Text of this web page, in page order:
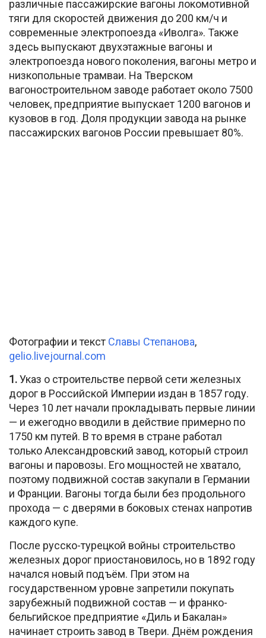
различные пассажирские вагоны локомотивной
тяги для скоростей движения до 200 км/ч и
современные электропоезда «Иволга». Также
здесь выпускают двухэтажные вагоны и
электропоезда нового поколения, вагоны метро и
низкопольные трамваи. На Тверском
вагоностроительном заводе работает около 7500
человек, предприятие выпускает 1200 вагонов и
кузовов в год. Доля продукции завода на рынке
пассажирских вагонов России превышает 80%.
Фотографии и текст Славы Степанова,
gelio.livejournal.com
1.Указ о строительстве первой сети железных
дорог в Российской Империи издан в 1857 году.
Через 10 лет начали прокладывать первые линии
— и ежегодно вводили в действие примерно по
1750 км путей. В то время в стране работал
только Александровский завод, который строил
вагоны и паровозы. Его мощностей не хватало,
поэтому подвижной состав закупали в Германии
и Франции. Вагоны тогда были без продольного
прохода — с дверями в боковых стенах напротив
каждого купе.
После русско-турецкой войны строительство
железных дорог приостановилось, но в 1892 году
начался новый подъём. При этом на
государственном уровне запретили покупать
зарубежный подвижной состав — и франко-
бельгийское предприятие «Диль и Бакалан»
начинает строить завод в Твери. Днём рождения